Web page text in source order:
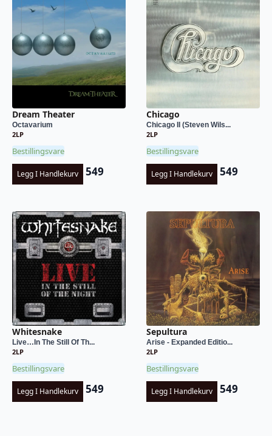
Dream Theater
Octavarium
2LP
Bestillingsvare
Legg I Handlekurv 549
Chicago
Chicago II (Steven Wils...
2LP
Bestillingsvare
Legg I Handlekurv 549
Whitesnake
Live…In The Still Of Th...
2LP
Bestillingsvare
Legg I Handlekurv 549
Sepultura
Arise - Expanded Editio...
2LP
Bestillingsvare
Legg I Handlekurv 549